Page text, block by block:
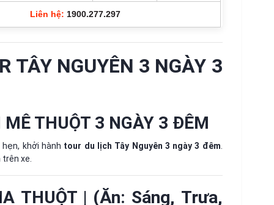
Liên hệ: 1900.277.297
TÂY NGUYÊN 3 NGÀY 3
THUỘT 3 NGÀY 3 ĐÊM
khởi hành tour du lịch Tây Nguyên 3 ngày 3 đêm.
trên xe.
THUỘT | (Ăn: Sáng, Trưa,